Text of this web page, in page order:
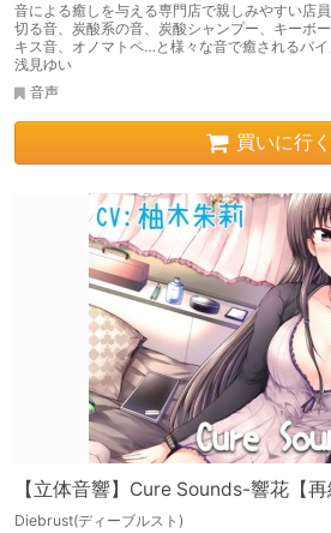
音による癒しを与える専門店で親しみやすい店
切る音、炭酸系の音、炭酸シャンプー、キーボ
キス音、オノマトペ…と様々な音で癒されるバ
浅見ゆい
音声
買いに行く
【立体音響】Cure Sounds-響花【再
Diebrust(ディーブルスト)